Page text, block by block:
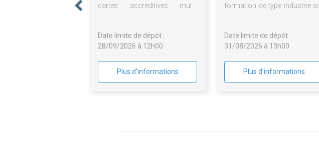
cartes accréditives multi-
de-France
Date limite de dépôt :
28/09/2026 à 12h00
Plus d'informations
formation de type industrie
Date limite de dépôt :
31/08/2026 à 13h00
Plus d'informations